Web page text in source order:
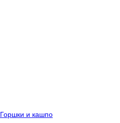
Горшки и кашпо